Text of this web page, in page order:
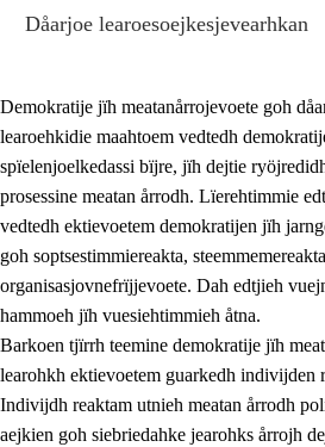
2. Lïeremen, evtiedimmien jïh
2.1 Sosijaale lïereme jïh
2.2 Maahtoe faagine
Dåarjoe learoesoejkesjevearhkan
Demokratije jïh meatanårrojevoete goh
learoehkidie maahtoem vedtedh
spïelenjoelkedassi bïjre, jïh dejtie
prosessine meatan årrodh. Lïerehtimmie
vedtedh ektievoetem demokratijen jïh
goh soptsestimmiereakta,
organisasjovnefrïjjevoete. Dah edtjieh
hammoeh jïh vuesiehtimmieh åtna.
Barkoen tjïrrh teemine demokratije jïh
learohkh ektievoetem guarkedh indivijden
Indivijdh reaktam utnieh meatan årrodh
aejkien goh siebriedahke jearohks årrojh